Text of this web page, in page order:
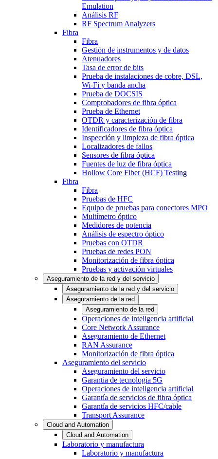
Emulation
Análisis RF
RF Spectrum Analyzers
Fibra
Fibra
Gestión de instrumentos y de datos
Atenuadores
Tasa de error de bits
Prueba de instalaciones de cobre, DSL,
Wi-Fi y banda ancha
Prueba de DOCSIS
Comprobadores de fibra óptica
Prueba de Ethernet
OTDR y caracterización de fibra
Identificadores de fibra óptica
Inspección y limpieza de fibra óptica
Localizadores de fallos
Sensores de fibra óptica
Fuentes de luz de fibra óptica
Hollow Core Fiber (HCF) Testing
Fibra
Fibra
Pruebas de HFC
Equipo de pruebas para conectores MPO
Multímetro óptico
Medidores de potencia
Análisis de espectro óptico
Pruebas con OTDR
Pruebas de redes PON
Monitorización de fibra óptica
Pruebas y activación virtuales
Aseguramiento de la red y del servicio
Aseguramiento de la red y del servicio
Aseguramiento de la red
Aseguramiento de la red
Operaciones de inteligencia artificial
Core Network Assurance
Aseguramiento de Ethernet
RAN Assurance
Monitorización de fibra óptica
Aseguramiento del servicio
Aseguramiento del servicio
Garantía de tecnología 5G
Operaciones de inteligencia artificial
Garantía de servicios de fibra óptica
Garantía de servicios HFC/cable
Transport Assurance
Cloud and Automation
Cloud and Automation
Laboratorio y manufactura
Laboratorio y manufactura